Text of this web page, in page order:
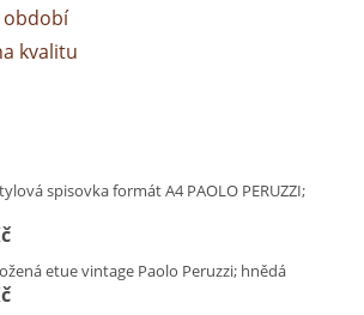
období
kvalitu
spisovka formát A4 PAOLO PERUZZI;
etue vintage Paolo Peruzzi; hnědá